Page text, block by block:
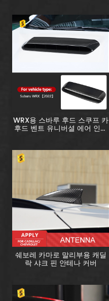
Body Kits
WRX용 스바루 후드 스쿠프 카
후드 벤트 유니버셜 에어 인테
쉐보레 카마로 말리부용 캐딜
락 샤크 핀 안테나 커버